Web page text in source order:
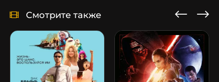
Смотрите также